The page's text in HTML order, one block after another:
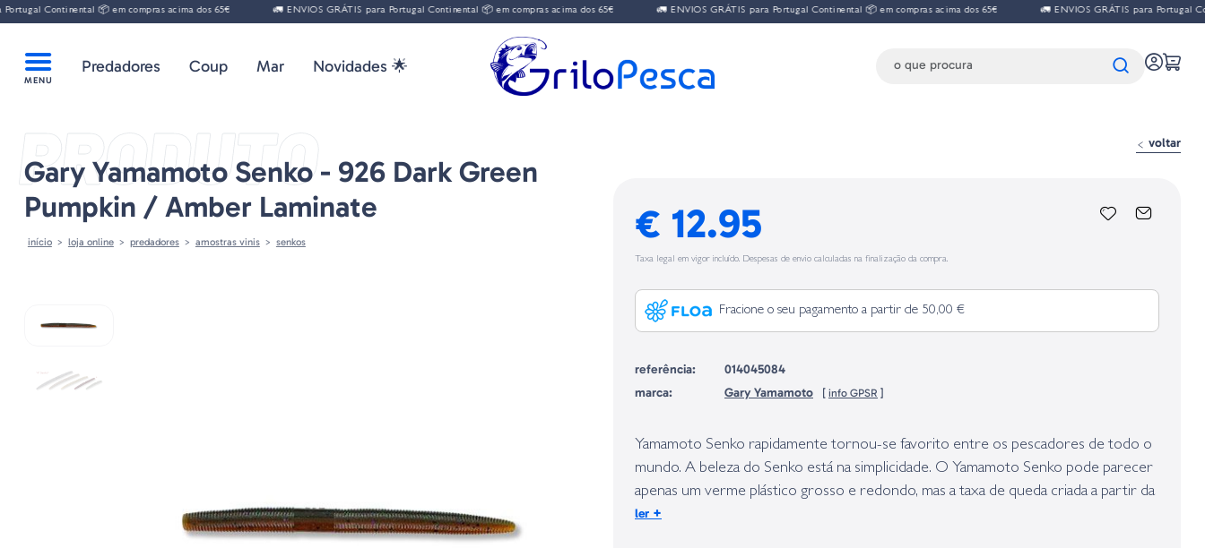
📦 em compras acima dos 65€ 🚛 ENVIOS GRÁTIS para Portugal Continental 📦 em compras acima dos 65€ 🚛 ENVIOS GRÁTIS para Portugal Continental 📦 em compras acima dos 65€ 🚛 ENVIOS GRÁTIS para Portugal
Predadores Coup Mar Novidades 🌟
PRODUTO
Gary Yamamoto Senko - 926 Dark Green
Pumpkin / Amber Laminate
início loja online predadores amostras vinis senkos
voltar
€ 12.95
Taxa legal em vigor incluído. Despesas de envio calculadas na finalização da compra.
Fracione o seu pagamento a partir de 50,00 €
referência:
014045084
marca:
Gary Yamamoto [ info GPSR ]
Yamamoto Senko rapidamente tornou-se favorito entre os pescadores de todo o
mundo. A beleza do Senko está na simplicidade. O Yamamoto Senko pode parecer
apenas um verme plástico grosso e redondo, mas a taxa de queda criada a partir da
grande quantidade de sal impregnado no corpo deixa os peixes loucos.
ler +